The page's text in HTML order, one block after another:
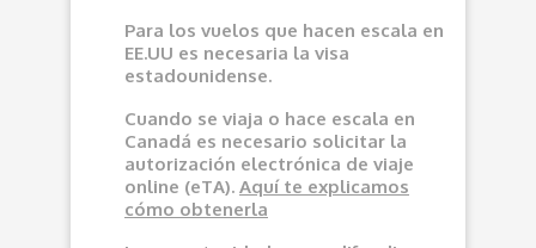
Para los vuelos que hacen escala en
EE.UU es necesaria la visa
estadounidense.
Cuando se viaja o hace escala en
Canadá es necesario solicitar la
autorización electrónica de viaje
online (eTA). Aquí te explicamos
cómo obtenerla